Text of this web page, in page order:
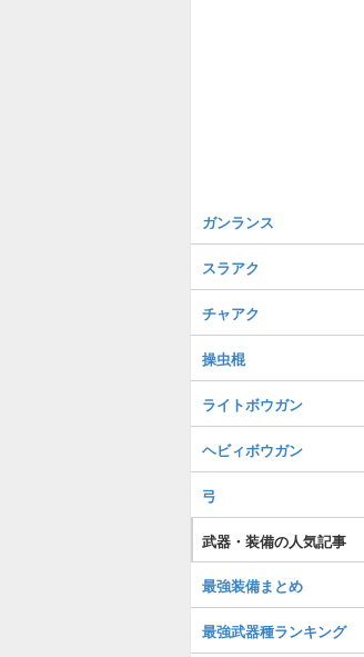
ガンランス
スラアク
チャアク
操虫棍
ライトボウガン
ヘビィボウガン
弓
武器・装備の人気記事
最強装備まとめ
最強武器種ランキング